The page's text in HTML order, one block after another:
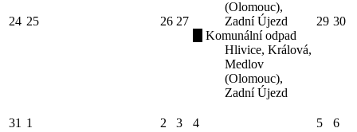
24 25 26 27
(Olomouc),
Zadní Újezd
Komunální odpad
Hlivice, Králová,
Medlov
(Olomouc),
Zadní Újezd
29 30
31 1 2 3 4 5 6